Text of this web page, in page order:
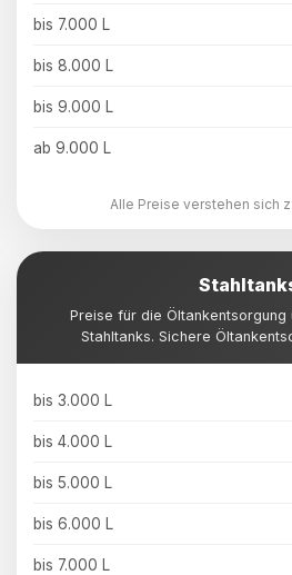
bis 7.000 L
bis 8.000 L
bis 9.000 L
ab 9.000 L
Alle Preise verstehen sich
Preise für die Öltankentsorgung
Stahltanks. Sichere
bis 3.000 L
bis 4.000 L
bis 5.000 L
bis 6.000 L
bis 7.000 L